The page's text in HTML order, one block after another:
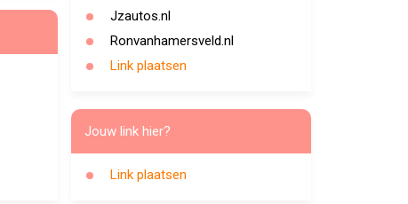
Jzautos.nl
Ronvanhamersveld.nl
Link plaatsen
Jouw link hier?
Link plaatsen